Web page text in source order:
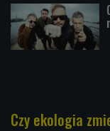
Czy ekologia